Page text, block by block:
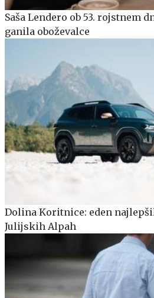
Saša Lendero ob 53. rojstnem
ganila oboževalce
Dolina Koritnice: eden
Julijskih Alpah